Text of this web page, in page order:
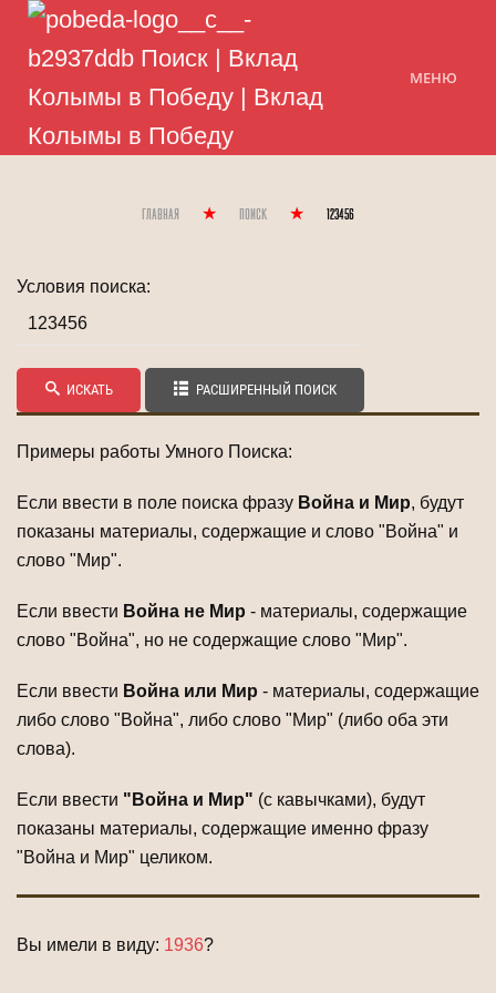
МЕНЮ
Главная Поиск 123456
Условия поиска:
ИСКАТЬ РАСШИРЕННЫЙ ПОИСК
Примеры работы Умного Поиска:
Если ввести в поле поиска фразу Война и Мир, будут
показаны материалы, содержащие и слово "Война" и
слово "Мир".
Если ввести Война не Мир - материалы, содержащие
слово "Война", но не содержащие слово "Мир".
Если ввести Война или Мир - материалы, содержащие
либо слово "Война", либо слово "Мир" (либо оба эти
слова).
Если ввести "Война и Мир" (с кавычками), будут
показаны материалы, содержащие именно фразу
"Война и Мир" целиком.
Вы имели в виду: 1936?